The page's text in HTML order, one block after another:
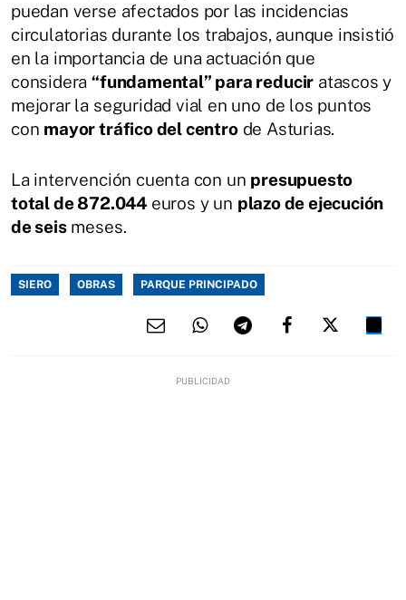
puedan verse afectados por las incidencias
circulatorias durante los trabajos, aunque insistió
en la importancia de una actuación que
considera“fundamental” para reducir atascos y
mejorar la seguridad vial en uno de los puntos
con mayor tráfico del centrode Asturias.
La intervención cuenta con un presupuesto
total de 872.044euros y un plazo de ejecución
de seismeses.
SIERO OBRAS PARQUE PRINCIPADO